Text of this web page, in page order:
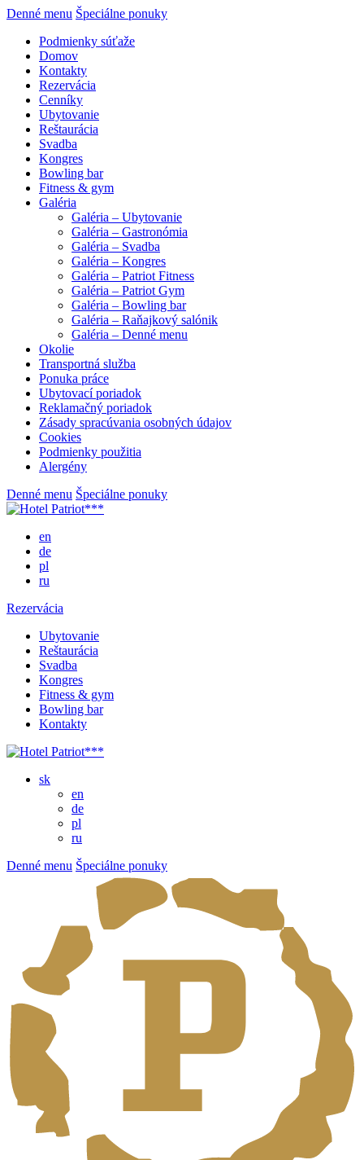
Denné menu Špeciálne ponuky
Podmienky súťaže
Domov
Kontakty
Rezervácia
Cenníky
Ubytovanie
Reštaurácia
Svadba
Kongres
Bowling bar
Fitness & gym
Galéria
Galéria – Ubytovanie
Galéria – Gastronómia
Galéria – Svadba
Galéria – Kongres
Galéria – Patriot Fitness
Galéria – Patriot Gym
Galéria – Bowling bar
Galéria – Raňajkový salónik
Galéria – Denné menu
Okolie
Transportná služba
Ponuka práce
Ubytovací poriadok
Reklamačný poriadok
Zásady spracúvania osobných údajov
Cookies
Podmienky použitia
Alergény
Denné menu Špeciálne ponuky
en
de
pl
ru
Rezervácia
Ubytovanie
Reštaurácia
Svadba
Kongres
Fitness & gym
Bowling bar
Kontakty
sk
en
de
pl
ru
Denné menu Špeciálne ponuky